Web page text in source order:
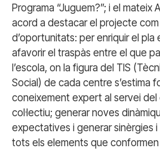
Programa “Juguem?”; i el mateix
acord a destacar el projecte
d’oportunitats: per enriquir el pla
afavorir el traspàs entre el que
l’escola, on la figura del TIS
Social) de cada centre s’estima
coneixement expert al servei
col·lectiu; generar noves
expectatives i generar sinèrgies
tots els elements que conformen